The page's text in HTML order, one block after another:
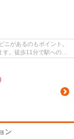
があるのもポイント。
す。徒歩11分で駅へのア
ン